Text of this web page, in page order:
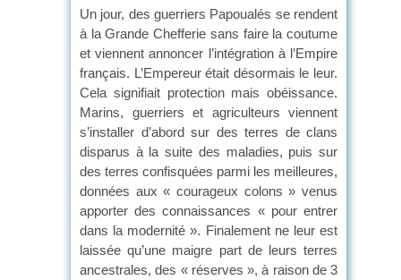
Un jour, des guerriers Papoualés se rendent
à la Grande Chefferie sans faire la coutume
et viennent annoncer l’intégration à l’Empire
français. L’Empereur était désormais le leur.
Cela signifiait protection mais obéissance.
Marins, guerriers et agriculteurs viennent
s’installer d’abord sur des terres de clans
disparus à la suite des maladies, puis sur
des terres confisquées parmi les meilleures,
données aux « courageux colons » venus
apporter des connaissances « pour entrer
dans la modernité ». Finalement ne leur est
laissée qu’une maigre part de leurs terres
ancestrales, des « réserves », à raison de 3